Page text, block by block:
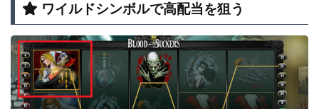
ワイルドシンボルで高配当を狙う